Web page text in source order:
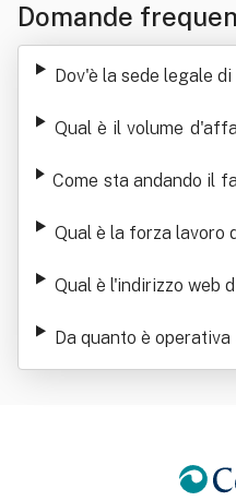
Domande
grafica Srl
Dov'è la sede legale
Qual è il volume
Come sta andando il
Qual è la forza lavoro
Qual è l'indirizzo web
Da quanto è